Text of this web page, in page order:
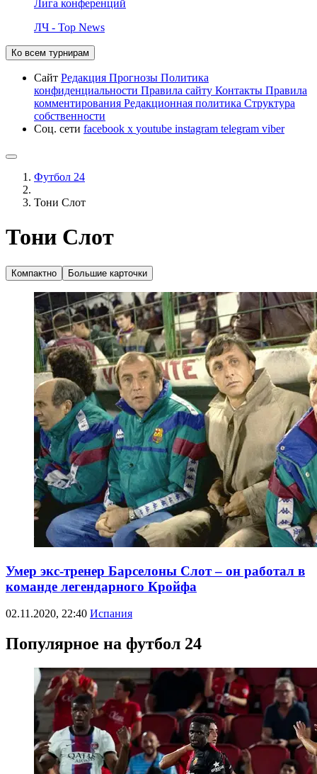
Лига конференций
ЛЧ - Top News
Ко всем турнирам
Сайт Редакция Прогнозы Политика
конфиденциальности Правила сайту Контакты Правила
комментирования Редакционная политика Структура
собственности
Соц. сети facebook x youtube instagram telegram viber
Футбол 24
Тони Слот
Тони Слот
Компактно Большие карточки
Умер экс-тренер Барселоны Слот – он работал в
команде легендарного Кройфа
02.11.2020, 22:40 Испания
Популярное на футбол 24